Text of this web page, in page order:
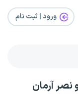
ورود | ثبت‌ نام
نصر آرمان